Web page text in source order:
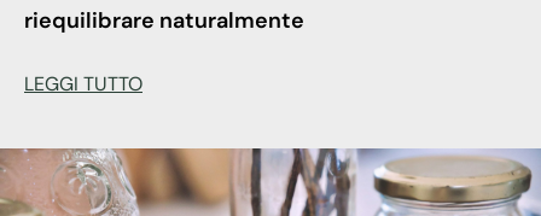
riequilibrare naturalmente
LEGGI TUTTO